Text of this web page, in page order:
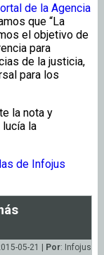
de la Agencia
que “La
el objetivo de
para
de la justicia,
para los
la nota y
lucía la
de Infojus
05-21 | Por: Infojus